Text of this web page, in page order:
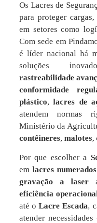
Os Lacres de
para proteger
em setores como
Com sede em
é líder nacional há
soluções
rastreabilidade
conformidade
plástico,lacres de
atendem normas
Ministério da
contêineres, malotes,
Por que escolher a
em lacres numerados
gravação a laser
eficiência
até oLacre Escada,
atender